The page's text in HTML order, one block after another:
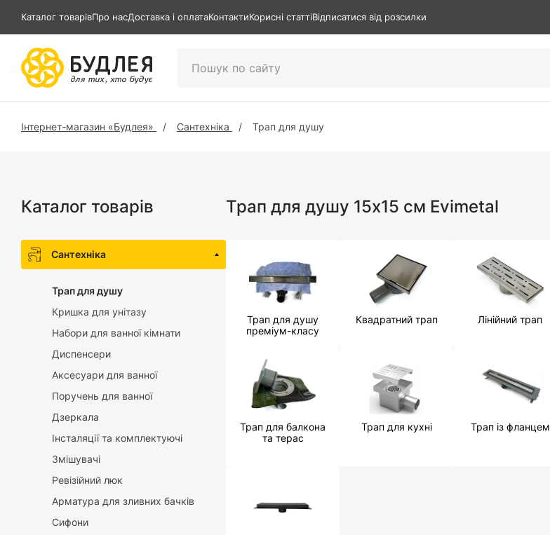
Каталог товарівПро насДоставка і оплатаКонтактиКорисні статтіВідписатися від розсилки
Інтернет-магазин «Будлея» Сантехніка Трап для душу
Каталог товарів
Сантехніка
Трап для душу
Кришка для унітазу
Набори для ванної кімнати
Диспенсери
Аксесуари для ванної
Поручень для ванної
Дзеркала
Інсталяції та комплектуючі
Змішувачі
Ревізійний люк
Арматура для зливних бачків
Сифони
Трап для душу 15х15 см Evimetal
Трап для душу
преміум-класу
Квадратний трап Лінійний трап
Трап для балкона
та терас
Трап для кухні Трап із фланцем